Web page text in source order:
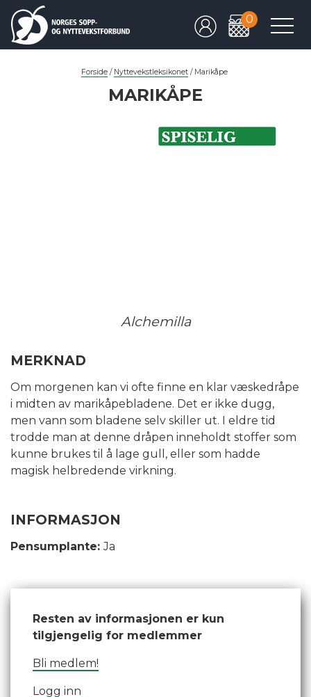
0
Forside / Nyttevekstleksikonet / Marikåpe
MARIKÅPE
Alchemilla
MERKNAD
Om morgenen kan vi ofte finne en klar væskedråpe
i midten av marikåpebladene. Det er ikke dugg,
men vann som bladene selv skiller ut. I eldre tid
trodde man at denne dråpen inneholdt stoffer som
kunne brukes til å lage gull, eller som hadde
magisk helbredende virkning.
INFORMASJON
Pensumplante:Ja
Resten av informasjonen er kun
tilgjengelig for medlemmer
Bli medlem!
Logg inn